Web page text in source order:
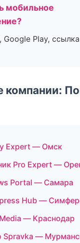
мобильное
Google Play,
Expert — Омск
Pro Expert —
Portal — Самара
Hub —
— Краснодар
Spravka —